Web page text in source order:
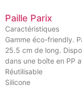
Paille Parix
Caractéristiques
Gamme éco-friendly.
25.5 cm de long.
dans une boîte en PP
Réutilisable
Silicone